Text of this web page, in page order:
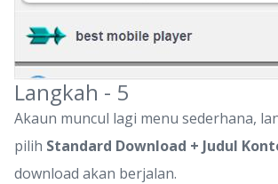
Langkah - 5
Akaun muncul lagi menu sederhana,
pilih Standard Download + Judul
download akan berjalan.